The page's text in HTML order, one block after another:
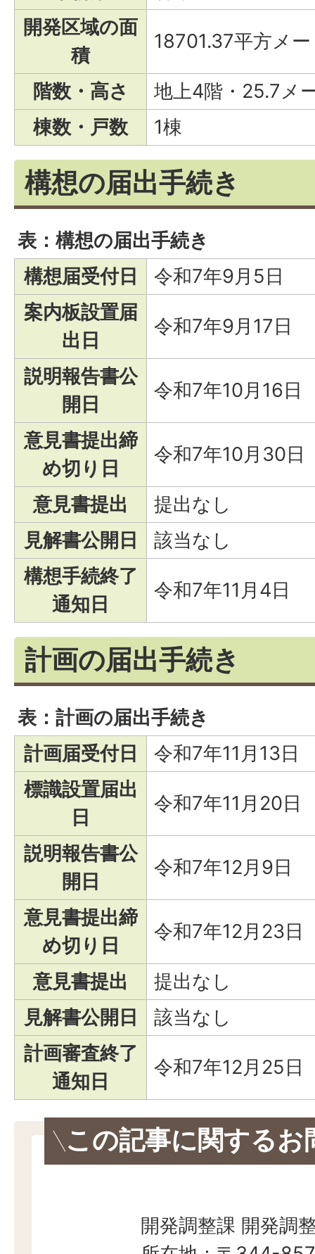
開発区域の面
積
18701.37平方メ
階数・高さ
地上4階・25.7メ
棟数・戸数
1棟
構想の届出手続き
表：構想の届出手続き
構想届受付日
令和7年9月5日
案内板設置届
出日
令和7年9月17日
説明報告書公
開日
令和7年10月16日
意見書提出締
め切り日
令和7年10月30日
意見書提出
提出なし
見解書公開日
該当なし
構想手続終了
通知日
令和7年11月4日
計画の届出手続き
表：計画の届出手続き
計画届受付日
令和7年11月13日
標識設置届出
日
令和7年11月20日
説明報告書公
開日
令和7年12月9日
意見書提出締
め切り日
令和7年12月23日
意見書提出
提出なし
見解書公開日
該当なし
計画審査終了
通知日
令和7年12月25日
この記事に関するお
開発調整課 開発調